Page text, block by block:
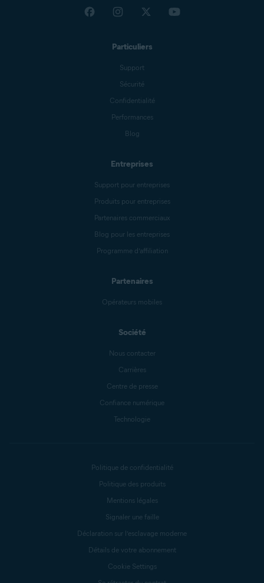
Particuliers
Support
Sécurité
Confidentialité
Performances
Blog
Entreprises
Support pour entreprises
Produits pour entreprises
Partenaires commerciaux
Blog pour les entreprises
Programme d’affiliation
Partenaires
Opérateurs mobiles
Société
Nous contacter
Carrières
Centre de presse
Confiance numérique
Technologie
Politique de confidentialité
Politique des produits
Mentions légales
Signaler une faille
Déclaration sur l’esclavage moderne
Détails de votre abonnement
Cookie Settings